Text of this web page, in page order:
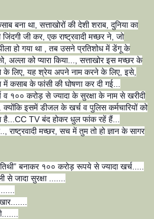
बना था, सत्ताखोरों की देशी शराब, दुनिया का
जी कर, एक राष्ट्रवादी मच्छर ने, जो
हो गया था , तब उसने प्रतिशोध में डेंगू क
अल्ला को प्यारा किया..., सत्ताखोर इस मच्छर के
के लिए, यह श्रेय अपने नाम करने के लिए, इसे,
के फांसी की घोषणा कर दी गई...
करोड़ से ज्यादा के सुरक्षा के नाम से खरीदी
इसमें डीजल के खर्च व पुलिस कर्मचारियों को
है...CC TV बंद होकर धुल फांक रहें हैं...
मच्छर, सच में तुम तो हो ज्ञान के सागर
बनाकर १०० करोड़ रूपये से ज्यादा खर्च.....
से जादा सुरक्षा .......